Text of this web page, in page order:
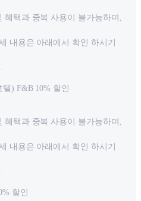
혜택과 중복 사용이 불가능하며,
내용은 아래에서 확인 하시기
) F&B 10% 할인
혜택과 중복 사용이 불가능하며,
내용은 아래에서 확인 하시기
할인